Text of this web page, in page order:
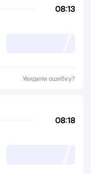
08:13
Увидели ошибку?
08:18